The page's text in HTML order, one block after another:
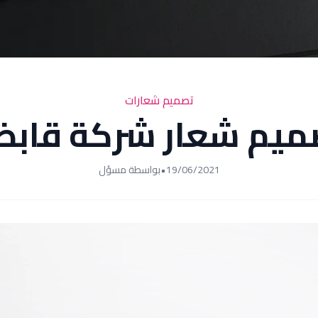
تصميم شعارات
شعار شركة
19/06/2021
•بواسطة مسؤل